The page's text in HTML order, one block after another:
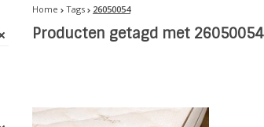
Home Tags 26050054
Producten getagd met 26050054